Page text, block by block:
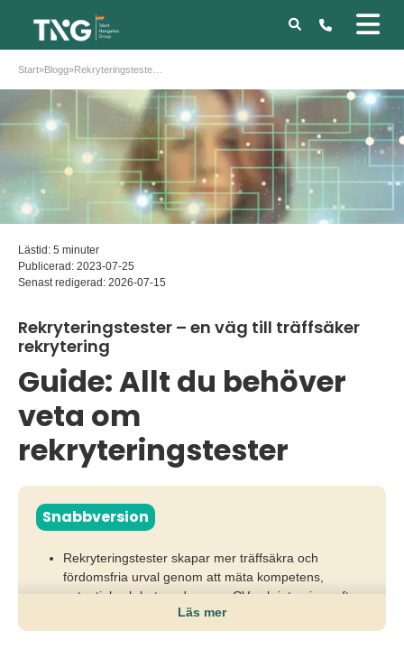
Start»Blogg»
Lästid: 5 minuter
Publicerad: 2023-07-25
Senast redigerad: 2026-07-15
Rekryteringstester – en väg till träffsäker
rekrytering
Guide: Allt du behöver
veta om
rekryteringstester
Snabbversion
Rekryteringstester skapar mer träffsäkra och
fördomsfria urval genom att mäta kompetens,
potential och beteenden som CV och intervjuer ofta
Läs mer